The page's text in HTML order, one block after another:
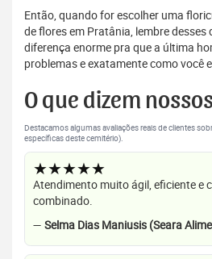
Então, quando for escolher uma
de flores em Pratânia, lembre desses
diferença enorme pra que a última
problemas e exatamente como você
O que dizem
Destacamos algumas avaliações reais de clientes
específicas deste cemitério).
★★★★★
Atendimento muito ágil, eficiente e
combinado.
— Selma Dias Maniusis (Seara